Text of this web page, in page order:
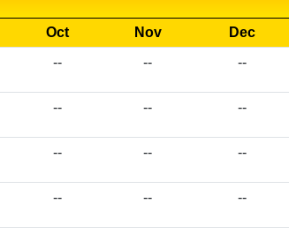
Oct Nov
Dec
-- -- --
-- -- --
-- -- --
-- -- --